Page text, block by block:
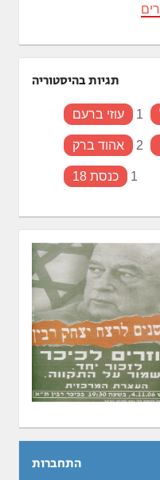
תגיות בהיסטוריה
עוזי ברעם 1
אהוד ברק 2
כנסת 18 1
התחברות